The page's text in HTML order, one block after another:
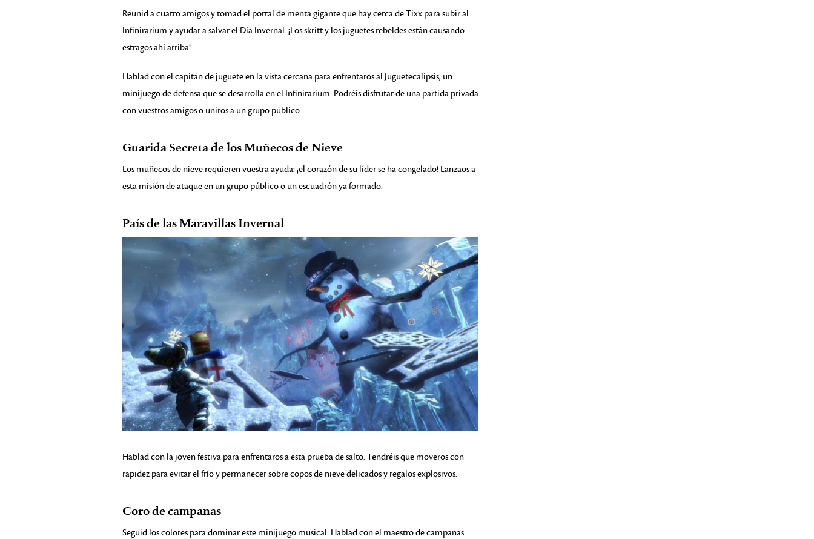
Reunid a cuatro amigos y tomad el portal de menta gigante que hay cerca de Tixx para subir al
Infinirarium y ayudar a salvar el Día Invernal. ¡Los skritt y los juguetes rebeldes están causando
estragos ahí arriba!
Hablad con el capitán de juguete en la vista cercana para enfrentaros al Juguetecalipsis, un
minijuego de defensa que se desarrolla en el Infinirarium. Podréis disfrutar de una partida privada
con vuestros amigos o uniros a un grupo público.
Guarida Secreta de los Muñecos de Nieve
Los muñecos de nieve requieren vuestra ayuda: ¡el corazón de su líder se ha congelado! Lanzaos a
esta misión de ataque en un grupo público o un escuadrón ya formado.
País de las Maravillas Invernal
Hablad con la joven festiva para enfrentaros a esta prueba de salto. Tendréis que moveros con
rapidez para evitar el frío y permanecer sobre copos de nieve delicados y regalos explosivos.
Coro de campanas
Seguid los colores para dominar este minijuego musical. Hablad con el maestro de campanas